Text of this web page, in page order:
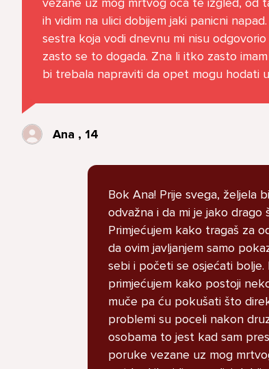
izbacuju
te me
te mi
U školi me ogovara
prijatelja ne znam
napravili grupu gdje me
ogovaraju. To sam
Ani, 11
Pitaj
STRUCNJAK
ih vidim na ulici dobijem jaki panicni
sestra koja vodi dnevnu mi nisu
zasto se to dogada. Zna li itko zasto
bi trebala napraviti da opet mogu hodati
Ana , 14
Bok Ana! Prije svega, željela
odvažna i da mi je jako drago
Primjećujem kako tragaš za
da ovim javljanjem samo
sebi i početi se osjećati
primjećujem kako postoji
muče pa ću pokušati što
problemi su poceli nakon
osobama to jest kad sam
poruke vezane uz mog